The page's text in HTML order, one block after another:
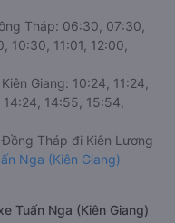
Tháp: 06:30, 07:30,
10:30, 11:01, 12:00,
Giang: 10:24, 11:24,
14:55, 15:54,
Tháp đi Kiên Lương
Nga (Kiên Giang)
Tuấn Nga (Kiên Giang)